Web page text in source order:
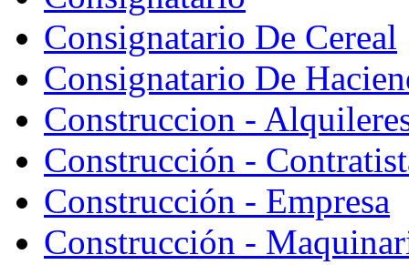
Consignatario De Cereal
Consignatario De
Construccion -
Construcción -
Construcción - Empresa
Construcción -